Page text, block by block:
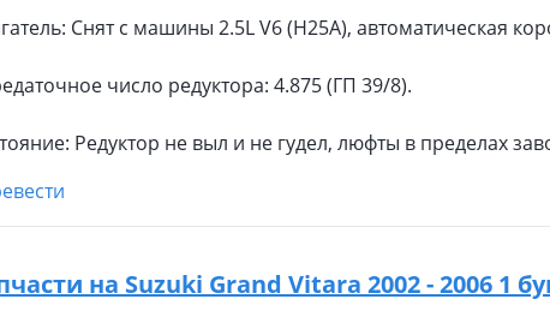
Снят с машины 2.5L V6 (H25A), автоматическая
число редуктора: 4.875 (ГП 39/8).
Редуктор не выл и не гудел, люфты в пределах
на Suzuki Grand Vitara 2002 - 2006 1